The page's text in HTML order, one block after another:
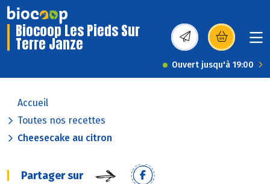
Biocoop Les Pieds Sur
Terre Janze (s’ouvre dans une
Ouvert jusqu'à 19:00
Accueil
Toutes nos recettes
Cheesecake au citron
Partager sur